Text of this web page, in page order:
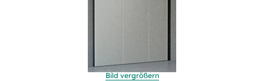
Bild vergrößern